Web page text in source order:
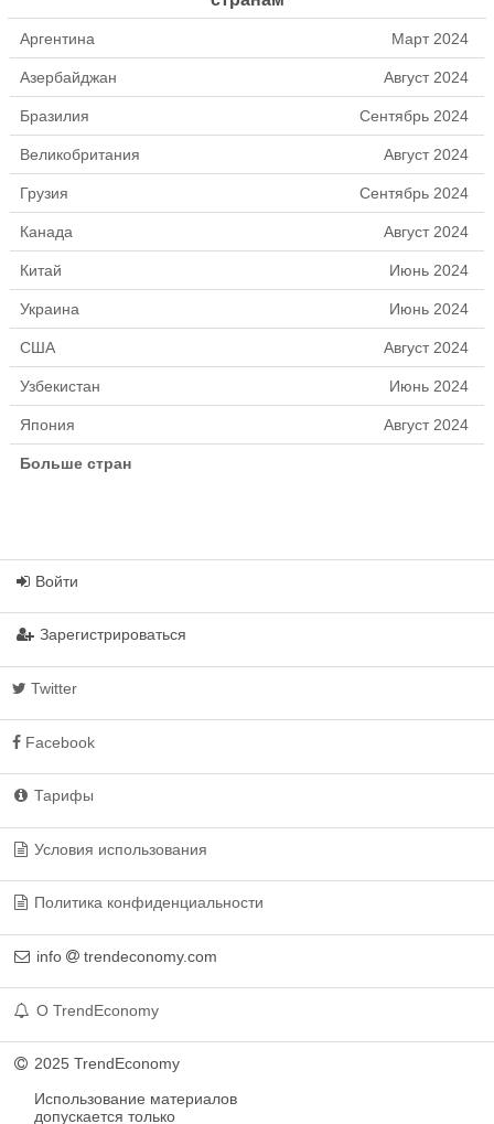
Аргентина Март 2024
Азербайджан Август 2024
Бразилия Сентябрь 2024
Великобритания Август 2024
Грузия Сентябрь 2024
Канада Август 2024
Китай Июнь 2024
Украина Июнь 2024
США Август 2024
Узбекистан Июнь 2024
Япония Август 2024
Больше стран
Войти
Зарегистрироваться
Twitter
Facebook
Тарифы
Условия использования
Политика конфиденциальности
info trendeconomy.com
О TrendEconomy
2025 TrendEconomy
Использование материалов
допускается только